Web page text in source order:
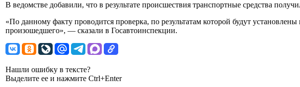
В ведомстве добавили, что в результате происшествия транспортные средства
«По данному факту проводится проверка, по результатам которой будут
произошедшего», — сказали в Госавтоинспекции.
Нашли ошибку в тексте?
Выделите ее и нажмите Ctrl+Enter